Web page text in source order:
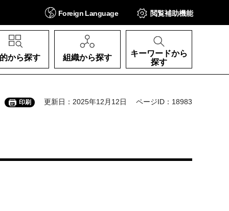
Foreign Language 閲覧補助機能
から探す 組織から探す
キーワードから
探す
印刷 更新日：2025年12月12日 ページID：18983